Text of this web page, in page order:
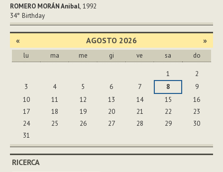
ROMERO MORÁN Anibal, 1992
34° Birthday
« AGOSTO 2026 »
lu ma me gi ve sa do
1
2
3
4 5 6 7 8
9
10
11 12 13 14 15
16
17
18 19 20 21 22
23
24
25 26 27 28 29
30
31
RICERCA